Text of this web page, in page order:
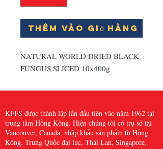
Thêm vào giỏ hàng
NATURAL WORLD DRIED BLACK
FUNGUS SLICED 10x400g
KFFS được thành lập lần đầu tiên vào năm 1962 tại
trung tâm Hồng Kông. Hiện chúng tôi có trụ sở tại
Vancouver, Canada, nhập khẩu sản phẩm từ Hồng
Kông, Trung Quốc đại lục, Thái Lan, Singapore,